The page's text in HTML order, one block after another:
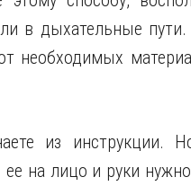
в дыхательные
необходимых
из инструкции.
на лицо и руки